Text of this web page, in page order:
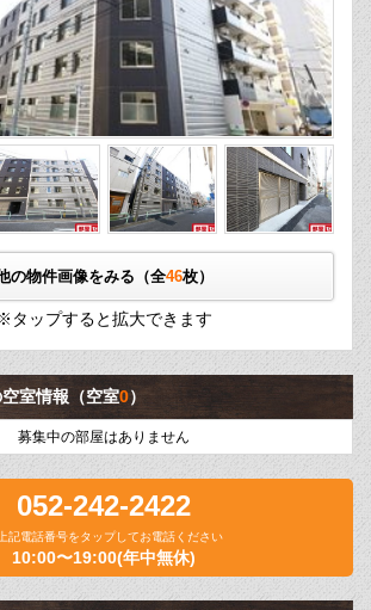
の物件画像をみる（全46枚）
タップすると拡大できます
室情報 （空室0）
募集中の部屋はありません
052-242-2422
記電話番号をタップしてお電話ください
10:00〜19:00(年中無休)